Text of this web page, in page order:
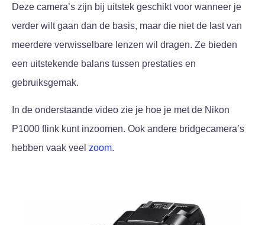
Deze camera’s zijn bij uitstek geschikt voor wanneer je
verder wilt gaan dan de basis, maar die niet de last van
meerdere verwisselbare lenzen wil dragen. Ze bieden
een uitstekende balans tussen prestaties en
gebruiksgemak.
In de onderstaande video zie je hoe je met de Nikon
P1000 flink kunt inzoomen. Ook andere bridgecamera’s
hebben vaak veel zoom.